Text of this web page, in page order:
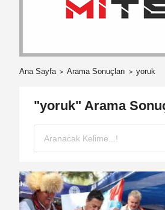
Ana Sayfa Arama Sonuçları yoruk
"yoruk" Arama